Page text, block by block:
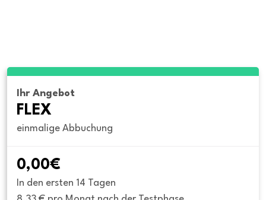
Ihr Angebot
FLEX
einmalige Abbuchung
0,00€
In den ersten 14 Tagen